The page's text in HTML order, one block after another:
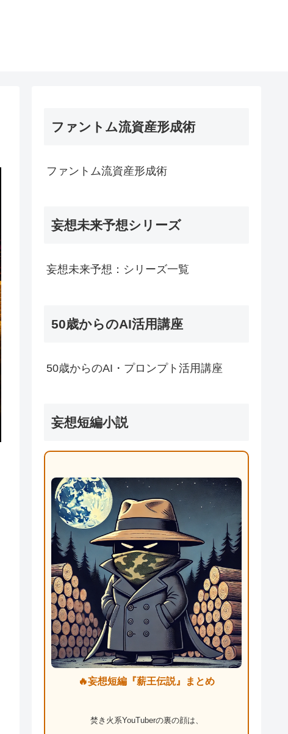
ファントム流資産形成術
ファントム流資産形成術
妄想未来予想シリーズ
妄想未来予想：シリーズ一覧
50歳からのAI活用講座
50歳からのAI・プロンプト活用講座
妄想短編小説
🔥妄想短編『薪王伝説』まとめ
焚き火系YouTuberの裏の顔は、